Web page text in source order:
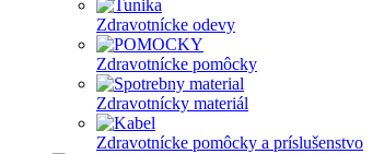
Zdravotnícke odevy
Zdravotnícke pomôcky
Zdravotnícky materiál
Zdravotnícke pomôcky a príslušenstvo